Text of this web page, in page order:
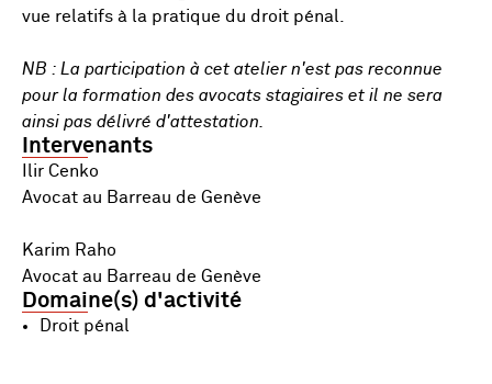
vue relatifs à la pratique du droit pénal.
NB : La participation à cet atelier n'est pas reconnue
pour la formation des avocats stagiaires et il ne sera
ainsi pas délivré d'attestation.
Intervenants
Ilir Cenko
Avocat au Barreau de Genève
Karim Raho
Avocat au Barreau de Genève
Domaine(s) d'activité
Droit pénal